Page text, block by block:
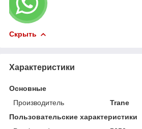
Скрыть
Характеристики
Основные
Производитель
Trane
Пользовательские характеристики